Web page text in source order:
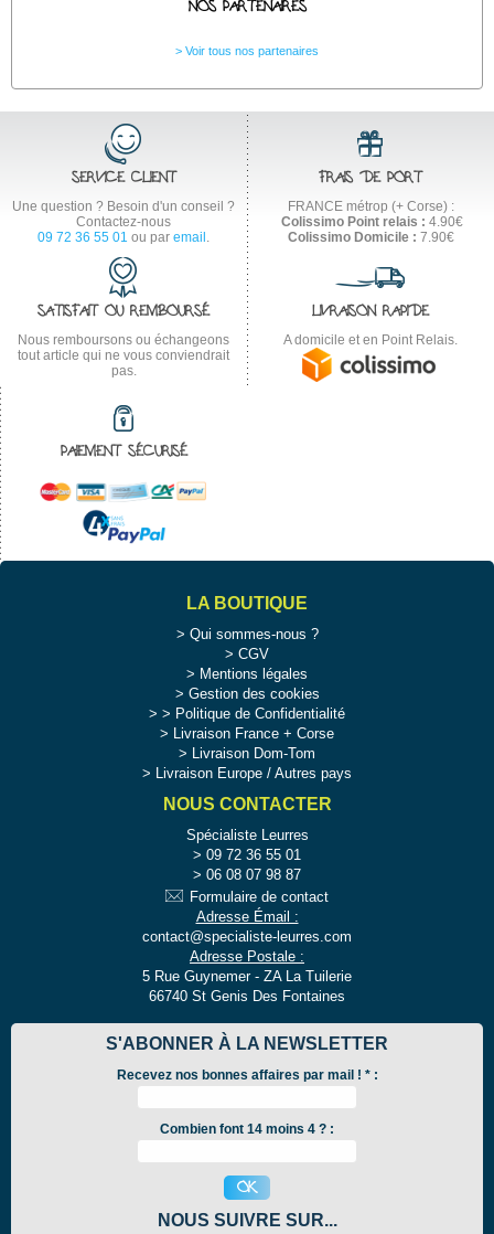
NOS PARTENAIRES
Voir tous nos partenaires
SERVICE CLIENT
Une question ? Besoin d'un conseil ?
Contactez-nous
09 72 36 55 01 ou par email .
FRAIS DE PORT
FRANCE métrop (+ Corse) :
Colissimo Point relais : 4.90€
Colissimo Domicile : 7.90€
SATISFAIT OU REMBOURSÉ
Nous remboursons ou échangeons
tout article qui ne vous conviendrait
pas.
LIVRAISON RAPIDE
A domicile et en Point Relais.
PAIEMENT SÉCURISÉ
LA BOUTIQUE
Qui sommes-nous ?
CGV
Mentions légales
Gestion des cookies
>
Politique de Confidentialité
Livraison France + Corse
Livraison Dom-Tom
Livraison Europe / Autres pays
NOUS CONTACTER
Spécialiste Leurres
09 72 36 55 01
06 08 07 98 87
Formulaire de contact
Adresse Émail :
contact@specialiste-leurres.com
Adresse Postale :
5 Rue Guynemer - ZA La Tuilerie
66740 St Genis Des Fontaines
S'ABONNER À LA NEWSLETTER
Recevez nos bonnes affaires par mail ! *:
Combien font 14 moins 4 ? :
NOUS SUIVRE SUR...